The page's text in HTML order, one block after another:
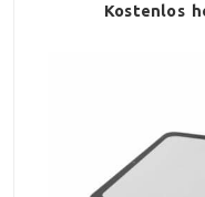
Kostenlos